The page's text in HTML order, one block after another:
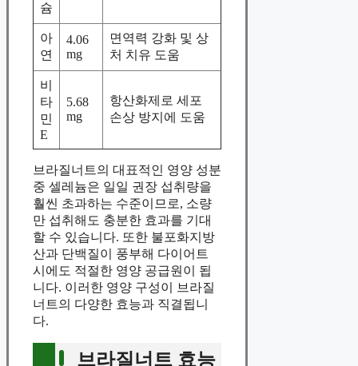
슘
아
연
4.06
mg
면역력 강화 및 상
처 치유 도움
비
타
민
E
5.68
mg
항산화제로 세포
손상 방지에 도움
브라질너트의 대표적인 영양 성분
중 셀레늄은 일일 권장 섭취량을
훨씬 초과하는 수준이므로, 소량
만 섭취해도 충분한 효과를 기대
할 수 있습니다. 또한 불포화지방
산과 단백질이 풍부해 다이어트
시에도 적절한 영양 공급원이 됩
니다. 이러한 영양 구성이 브라질
너트의 다양한 효능과 직결됩니
다.
브라질너트 효능